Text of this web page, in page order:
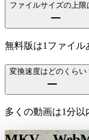
ファイルサイズの上限
無料版は1ファイル
変換速度はどのくらい
多くの動画は1分以